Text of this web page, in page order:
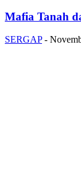
Mafia Tanah
SERGAP -